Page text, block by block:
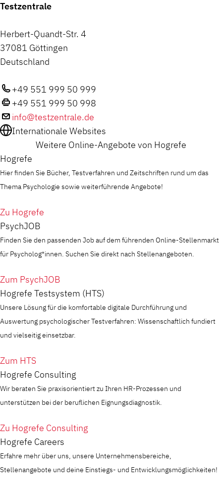
Testzentrale
Herbert-Quandt-Str. 4
37081 Göttingen
Deutschland
+49 551 999 50 999
+49 551 999 50 998
info@testzentrale.de
Internationale Websites
Weitere Online-Angebote von Hogrefe
Hogrefe
Hier finden Sie Bücher, Testverfahren und Zeitschriften rund um das
Thema Psychologie sowie weiterführende Angebote!
Zu Hogrefe
PsychJOB
Finden Sie den passenden Job auf dem führenden Online-Stellenmarkt
für Psycholog*innen. Suchen Sie direkt nach Stellenangeboten.
Zum PsychJOB
Hogrefe Testsystem (HTS)
Unsere Lösung für die komfortable digitale Durchführung und
Auswertung psychologischer Testverfahren: Wissenschaftlich fundiert
und vielseitig einsetzbar.
Zum HTS
Hogrefe Consulting
Wir beraten Sie praxisorientiert zu Ihren HR-Prozessen und
unterstützen bei der beruflichen Eignungsdiagnostik.
Zu Hogrefe Consulting
Hogrefe Careers
Erfahre mehr über uns, unsere Unternehmensbereiche,
Stellenangebote und deine Einstiegs- und Entwicklungsmöglichkeiten!